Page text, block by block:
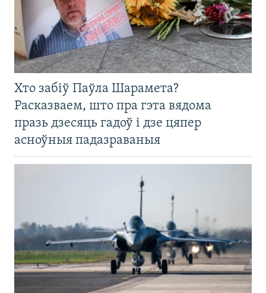
Хто забіў Паўла Шарамета?
Расказваем, што пра гэта вядома
празь дзесяць гадоў і дзе цяпер
асноўныя падазраваныя